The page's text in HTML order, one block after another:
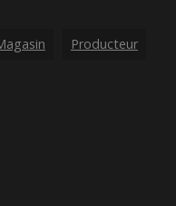
Producteur